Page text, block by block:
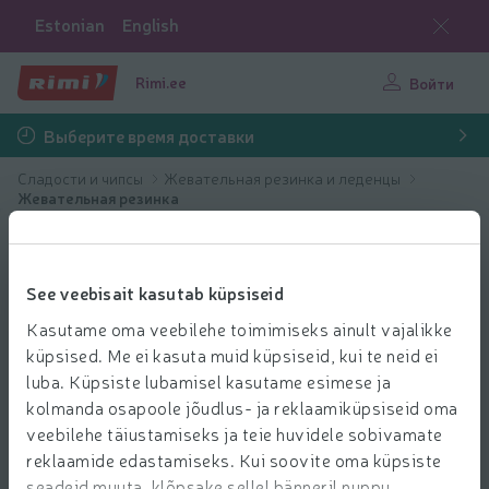
See veebisait kasutab küpsiseid
Kasutame oma veebilehe toimimiseks ainult vajalikke
küpsised. Me ei kasuta muid küpsiseid, kui te neid ei
luba. Küpsiste lubamisel kasutame esimese ja
kolmanda osapoole jõudlus- ja reklaamiküpsiseid oma
veebilehe täiustamiseks ja teie huvidele sobivamate
reklaamide edastamiseks. Kui soovite oma küpsiste
Estonian English
Rimi.ee Войти
Выберите время доставки
Сладости и чипсы
Жевательная резинка и леденцы
Жевательная резинка